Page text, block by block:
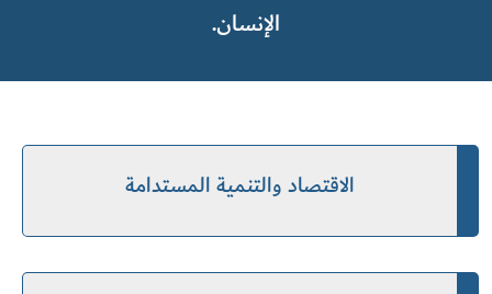
الإنسان.
الاقتصاد والتنمية المستدامة